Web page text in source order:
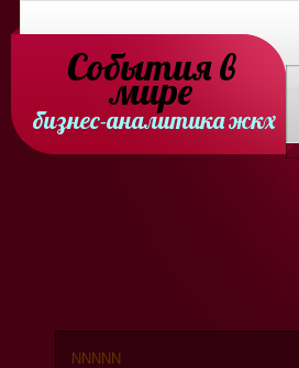
События в
мире
бизнес-аналитика жкх
N N N N N